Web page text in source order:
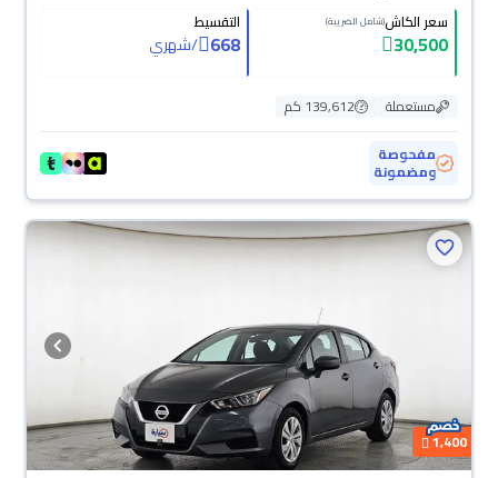
سعر الكاش(شامل الضريبة)
30,500
التقسيط
668
/شهري
مستعملة
139,612 كم
مفحوصة
ومضمونة
محجوزة
1,400